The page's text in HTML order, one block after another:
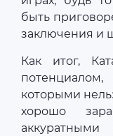
быть
заключения и
Как итог,
которыми
хорошо